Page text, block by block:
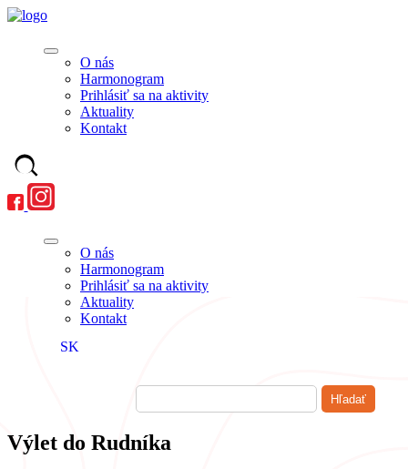
O nás
Harmonogram
Prihlásiť sa na aktivity
Aktuality
Kontakt
O nás
Harmonogram
Prihlásiť sa na aktivity
Aktuality
Kontakt
SK
Výlet do Rudníka